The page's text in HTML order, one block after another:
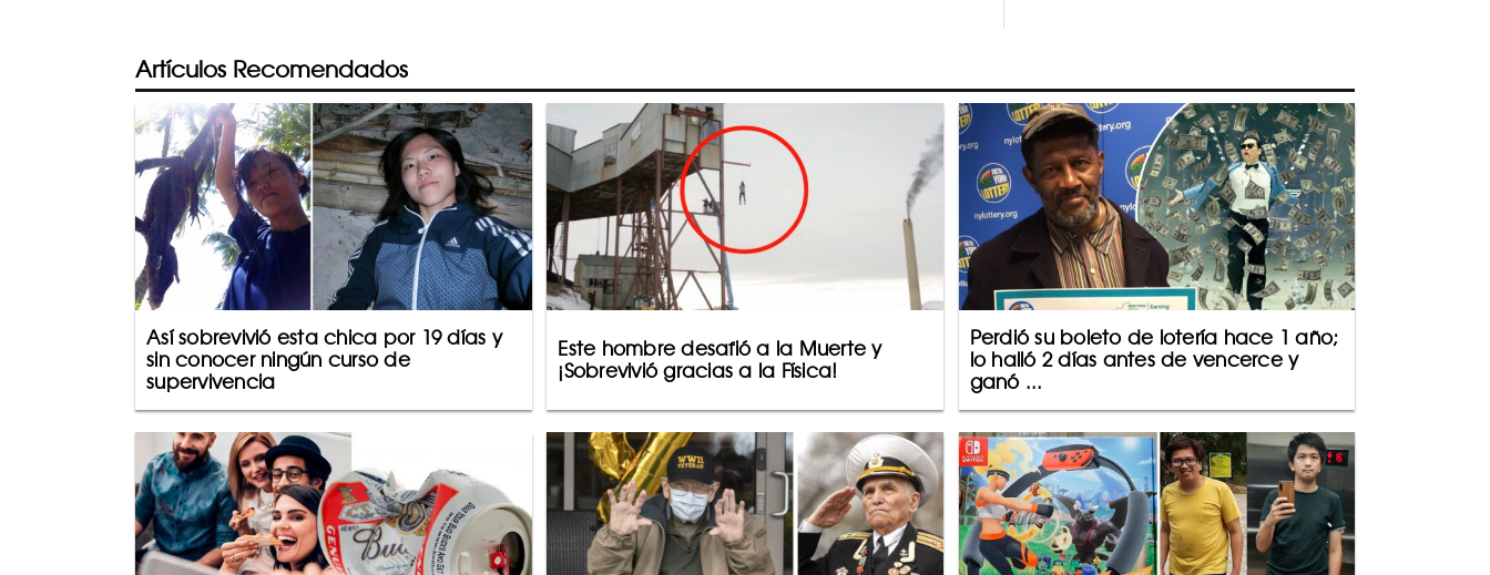
Artículos Recomendados
Así sobrevivió esta chica por 19 días y
sin conocer ningún curso de
supervivencia
Este hombre desafió a la Muerte y
¡Sobrevivió gracias a la Física!
Perdió su boleto de lotería hace 1 año;
lo halló 2 días antes de vencerce y
ganó ...